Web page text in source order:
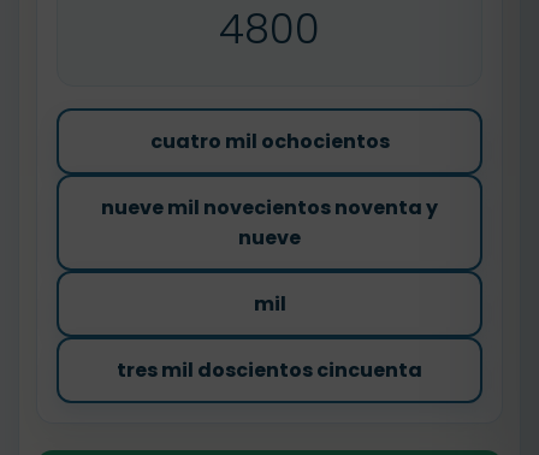
4800
cuatro mil ochocientos
nueve mil novecientos noventa y
nueve
mil
tres mil doscientos cincuenta